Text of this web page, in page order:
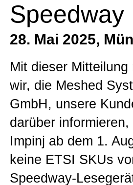
RFID Reader
RFID Antennen
RFID Messtechnik
RFID Second
Presse, News &
Speedway
28. Mai 2025,
Mit dieser Mitteilung
wir, die Meshed
GmbH, unsere
darüber informieren,
Impinj ab dem 1.
keine ETSI SKUs
Speedway-